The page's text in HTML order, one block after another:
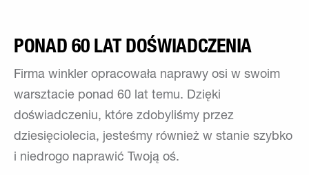
PONAD 60 LAT DOŚWIADCZENIA
Firma winkler opracowała naprawy osi w swoim
warsztacie ponad 60 lat temu. Dzięki
doświadczeniu, które zdobyliśmy przez
dziesięciolecia, jesteśmy również w stanie szybko
i niedrogo naprawić Twoją oś.